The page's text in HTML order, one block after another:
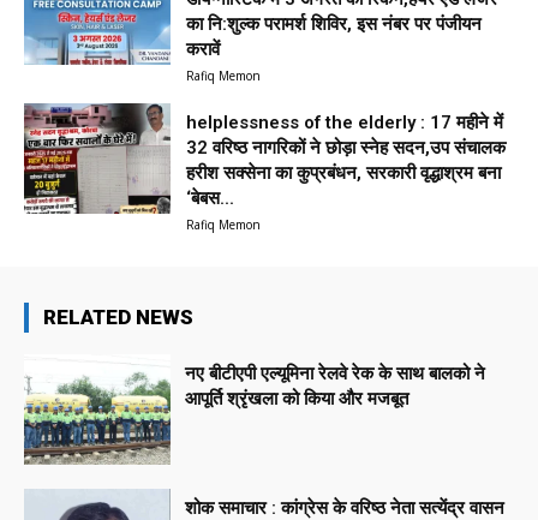
का नि:शुल्क परामर्श शिविर, इस नंबर पर पंजीयन
करावें
Rafiq Memon
helplessness of the elderly : 17 महीने में
32 वरिष्ठ नागरिकों ने छोड़ा स्नेह सदन,उप संचालक
हरीश सक्सेना का कुप्रबंधन, सरकारी वृद्धाश्रम बना
‘बेबस...
Rafiq Memon
RELATED NEWS
नए बीटीएपी एल्यूमिना रेलवे रेक के साथ बालको ने
आपूर्ति श्रृंखला को किया और मजबूत
शोक समाचार : कांग्रेस के वरिष्ठ नेता सत्येंद्र वासन